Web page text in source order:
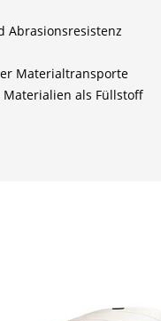
Abrasionsresistenz
Materialtransporte
als Füllstoff